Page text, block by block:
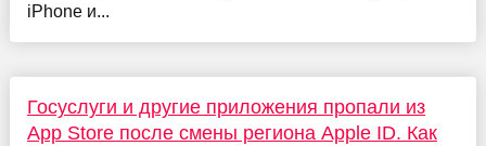
iPhone и...
Госуслуги и другие приложения пропали из
App Store после смены региона Apple ID. Как